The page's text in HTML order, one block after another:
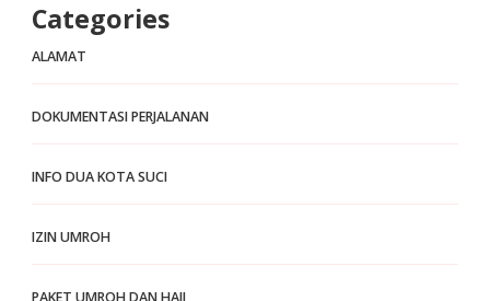
Categories
ALAMAT
DOKUMENTASI PERJALANAN
INFO DUA KOTA SUCI
IZIN UMROH